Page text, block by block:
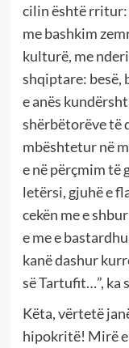
cilin është
me bashkim
kulturë, me
shqiptare: besë,
e anës
shërbëtorëve të
mbështetur në
e në përçmim të
letërsi, gjuhë e
cekën me e
e me e
kanë dashur
së Tartufit…”, ka
Këta, vërtetë
hipokritë! Mirë